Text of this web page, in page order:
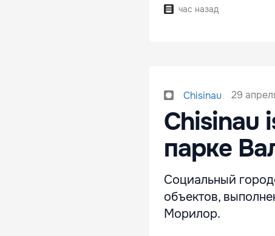
час назад
Chisinau 29
Chisinau
парке
Социальный
объектов,
Морилор.